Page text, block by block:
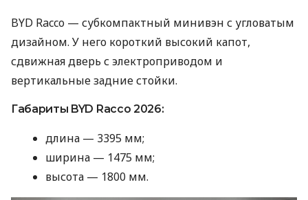
BYD Racco — субкомпактный минивэн с угловатым
дизайном. У него короткий высокий капот,
сдвижная дверь с электроприводом и
вертикальные задние стойки.
Габариты BYD Racco 2026:
длина — 3395 мм;
ширина — 1475 мм;
высота — 1800 мм.